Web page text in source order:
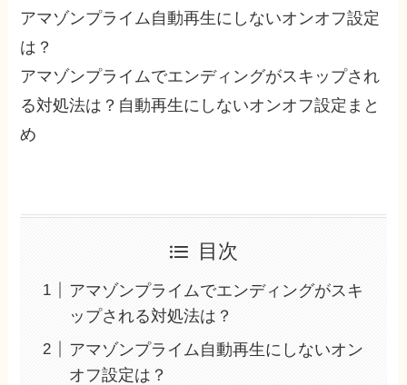
アマゾンプライム自動再生にしないオンオフ設定
は？
アマゾンプライムでエンディングがスキップされ
る対処法は？自動再生にしないオンオフ設定まと
め
目次
アマゾンプライムでエンディングがスキ
ップされる対処法は？
アマゾンプライム自動再生にしないオン
オフ設定は？